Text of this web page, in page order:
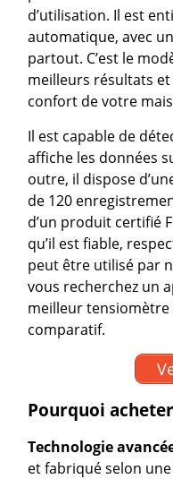
d’utilisation. Il est
automatique, avec
partout. C’est le
meilleurs résultats
confort de votre
Il est capable de
affiche les données
outre, il dispose
de 120
d’un produit certifié
qu’il est fiable,
peut être utilisé par
vous recherchez un
meilleur tensiomètre
comparatif.
Pourquoi
Technologie
et fabriqué selon